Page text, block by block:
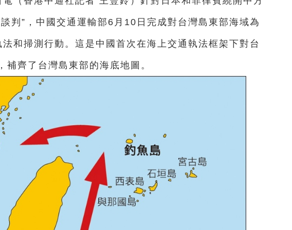
判”，中國交通運輸部6月10日完成對台灣島東部海域為
和掃測行動。這是中國首次在海上交通執法框架下對台
補齊了台灣島東部的海底地圖。